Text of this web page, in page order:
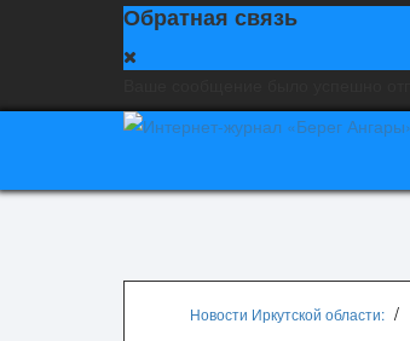
Обратная связь
Новости Иркутской области: